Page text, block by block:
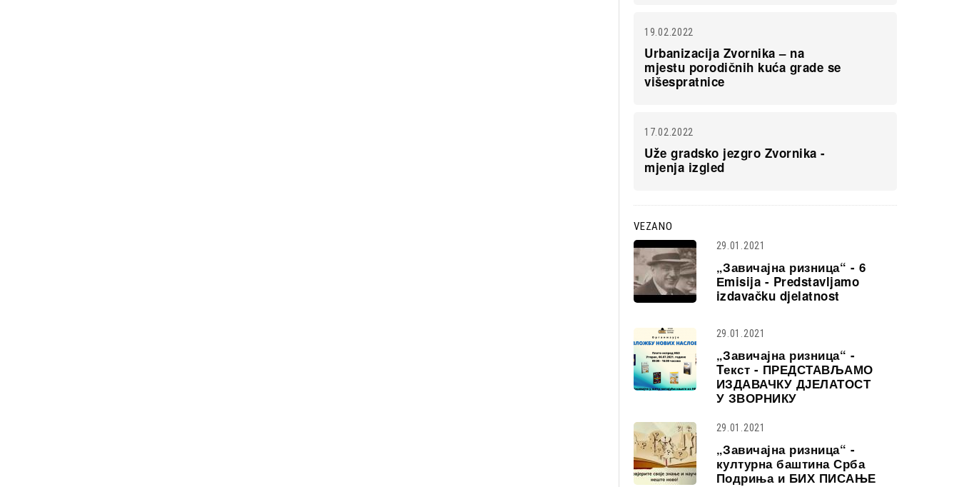
19.02.2022
Urbanizacija Zvornika – na
mjestu porodičnih kuća grade se
višespratnice
17.02.2022
Uže gradsko jezgro Zvornika -
mjenja izgled
VEZANO
29.01.2021
„Завичајна ризница“ - 6
Еmisija - Predstavljamo
izdavačku djelatnost
29.01.2021
„Завичајна ризница“ -
Tекст - ПРЕДСТАВЉАМО
ИЗДАВАЧКУ ДЈЕЛАТОСТ
У ЗВОРНИКУ
29.01.2021
„Завичајна ризница“ -
културна баштина Срба
Подриња и БИХ ПИСАЊЕ